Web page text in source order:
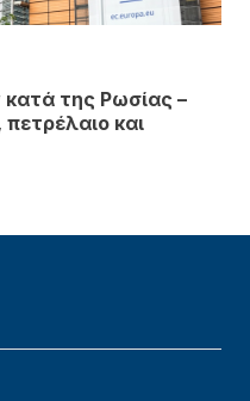
της Ρωσίας –
και